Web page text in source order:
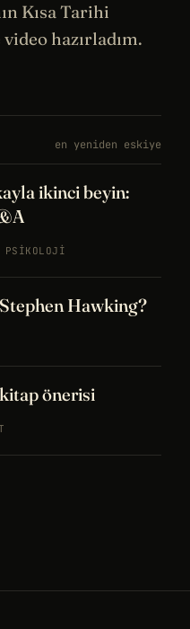
Kısa Tarihi
hazırladım.
en yeniden eskiye
ikinci beyin:
PSIKOLOJI
Hawking?
önerisi